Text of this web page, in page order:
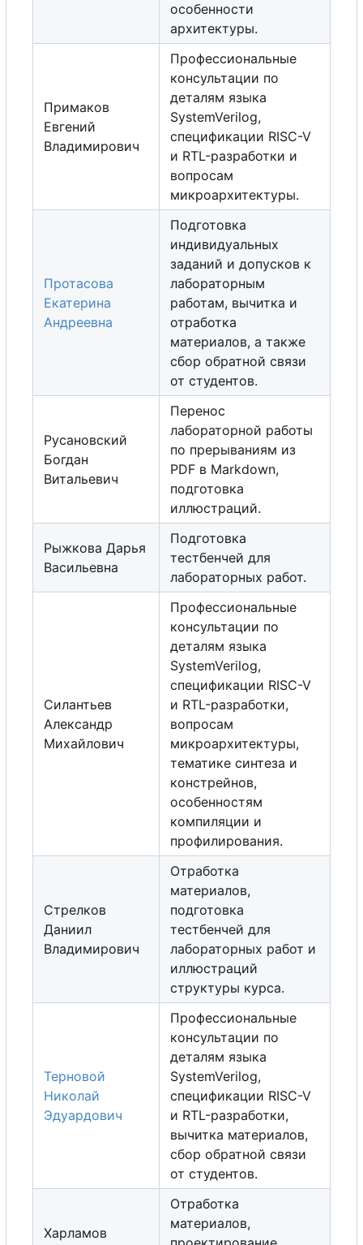
особенности
архитектуры.
Примаков
Евгений
Владимирович
Профессиональные
консультации по
деталям языка
SystemVerilog,
спецификации RISC-V
и RTL-разработки и
вопросам
микроархитектуры.
Протасова
Екатерина
Андреевна
Подготовка
индивидуальных
заданий и допусков к
лабораторным
работам, вычитка и
отработка
материалов, а также
сбор обратной связи
от студентов.
Русановский
Богдан
Витальевич
Перенос
лабораторной работы
по прерываниям из
PDF в Markdown,
подготовка
иллюстраций.
Рыжкова Дарья
Васильевна
Подготовка
тестбенчей для
лабораторных работ.
Силантьев
Александр
Михайлович
Профессиональные
консультации по
деталям языка
SystemVerilog,
спецификации RISC-V
и RTL-разработки,
вопросам
микроархитектуры,
тематике синтеза и
констрейнов,
особенностям
компиляции и
профилирования.
Стрелков
Даниил
Владимирович
Отработка
материалов,
подготовка
тестбенчей для
лабораторных работ и
иллюстраций
структуры курса.
Терновой
Николай
Эдуардович
Профессиональные
консультации по
деталям языка
SystemVerilog,
спецификации RISC-V
и RTL-разработки,
вычитка материалов,
сбор обратной связи
от студентов.
Харламов
Отработка
материалов,